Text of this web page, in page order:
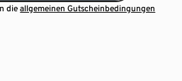
dieallgemeinen Gutscheinbedingungen